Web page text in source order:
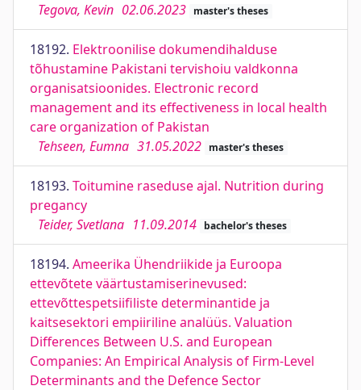
Tegova, Kevin 02.06.2023 master's theses
18192. Elektroonilise dokumendihalduse
tõhustamine Pakistani tervishoiu valdkonna
organisatsioonides. Electronic record
management and its effectiveness in local health
care organization of Pakistan
Tehseen, Eumna 31.05.2022 master's theses
18193. Toitumine raseduse ajal. Nutrition during
pregancy
Teider, Svetlana 11.09.2014 bachelor's theses
18194. Ameerika Ühendriikide ja Euroopa
ettevõtete väärtustamiserinevused:
ettevõttespetsiifiliste determinantide ja
kaitsesektori empiiriline analüüs. Valuation
Differences Between U.S. and European
Companies: An Empirical Analysis of Firm-Level
Determinants and the Defence Sector